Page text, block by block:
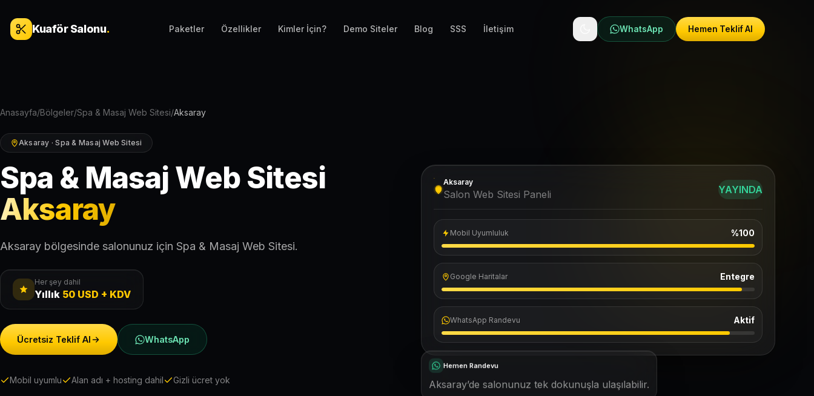
Kuaför Salonu. Paketler Özellikler Kimler İçin? Demo Siteler Blog SSS İletişim WhatsApp Hemen Teklif Al
Anasayfa/Bölgeler/Spa & Masaj Web Sitesi/Aksaray
Aksaray · Spa & Masaj Web Sitesi
Spa & Masaj Web Sitesi
Aksaray
Aksaray bölgesinde salonunuz için Spa & Masaj Web Sitesi.
Her şey dahil
Yıllık 50 USD + KDV
Ücretsiz Teklif Al WhatsApp
Mobil uyumlu Alan adı + hosting dahil Gizli ücret yok
Aksaray
Salon Web Sitesi Paneli YAYINDA
Mobil Uyumluluk %100
Google Haritalar Entegre
WhatsApp Randevu Aktif
Hemen Randevu
Aksaray’de salonunuz tek dokunuşla ulaşılabilir.